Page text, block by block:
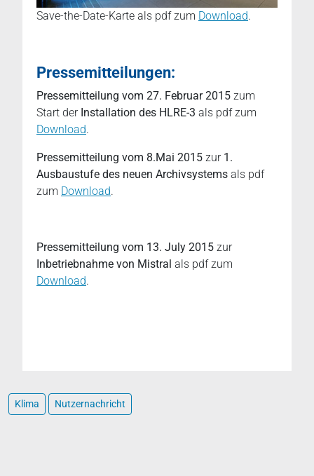
Save-the-Date-Karte als pdf zum Download.
Pressemitteilungen:
Pressemitteilung vom 27. Februar 2015 zum
Start der Installation des HLRE-3 als pdf zum
Download.
Pressemitteilung vom 8.Mai 2015 zur 1.
Ausbaustufe des neuen Archivsystems als pdf
zum Download.
Pressemitteilung vom 13. July 2015 zur
Inbetriebnahme von Mistral als pdf zum
Download.
Klima Nutzernachricht